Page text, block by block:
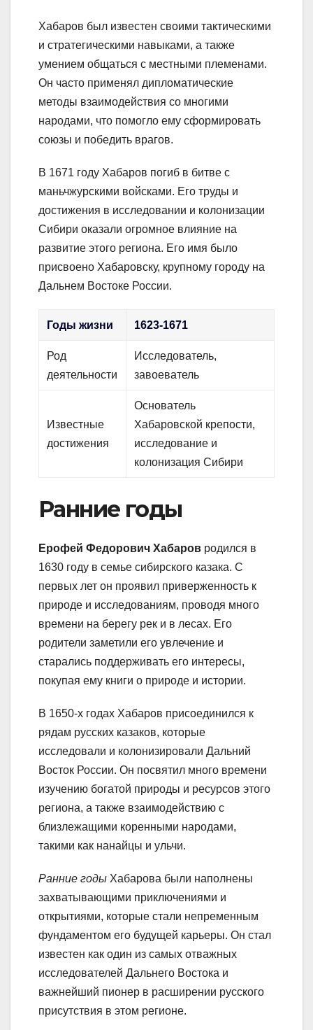
Хабаров был известен своими тактическими
и стратегическими навыками, а также
умением общаться с местными племенами.
Он часто применял дипломатические
методы взаимодействия со многими
народами, что помогло ему сформировать
союзы и победить врагов.
В 1671 году Хабаров погиб в битве с
маньчжурскими войсками. Его труды и
достижения в исследовании и колонизации
Сибири оказали огромное влияние на
развитие этого региона. Его имя было
присвоено Хабаровску, крупному городу на
Дальнем Востоке России.
Годы жизни 1623-1671
Род
деятельности
Исследователь,
завоеватель
Известные
достижения
Основатель
Хабаровской крепости,
исследование и
колонизация Сибири
Ранние годы
Ерофей Федорович Хабаров родился в
1630 году в семье сибирского казака. С
первых лет он проявил приверженность к
природе и исследованиям, проводя много
времени на берегу рек и в лесах. Его
родители заметили его увлечение и
старались поддерживать его интересы,
покупая ему книги о природе и истории.
В 1650-х годах Хабаров присоединился к
рядам русских казаков, которые
исследовали и колонизировали Дальний
Восток России. Он посвятил много времени
изучению богатой природы и ресурсов этого
региона, а также взаимодействию с
близлежащими коренными народами,
такими как нанайцы и ульчи.
Ранние годы Хабарова были наполнены
захватывающими приключениями и
открытиями, которые стали непременным
фундаментом его будущей карьеры. Он стал
известен как один из самых отважных
исследователей Дальнего Востока и
важнейший пионер в расширении русского
присутствия в этом регионе.